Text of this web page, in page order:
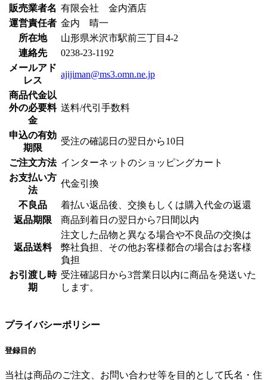
販売業者名 有限会社 金内酒店
運営責任者 金内 晴一
所在地
山形県米沢市駅前三丁目4-2
連絡先
0238-23-1192
メールアド
レス
ajijiman@ms3.omn.ne.jp
商品代金以
外の必要料
金
送料/代引手数料
申込の有効
期限
受注の確認日の翌日から10日
ご注文方法 インターネットのショッピングカート
お支払い方
法
代金引換
不良品
着払い返品後、交換もしくは購入代金の返還
返品期限
商品到着日の翌日から7日間以内
返品送料
注文した品物と異なる場合や不良品の交換は
弊社負担、その他お客様都合の場合はお客様
負担
お引渡し時
期
受注確認日から3営業日以内に商品を発送いた
します。
プライバシーポリシー
登録目的
当社は商品のご注文、お問い合わせ等を目的として氏名・住